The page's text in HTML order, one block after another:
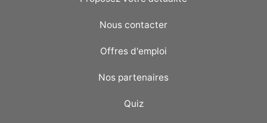
Nous contacter
Offres d'emploi
Nos partenaires
Quiz